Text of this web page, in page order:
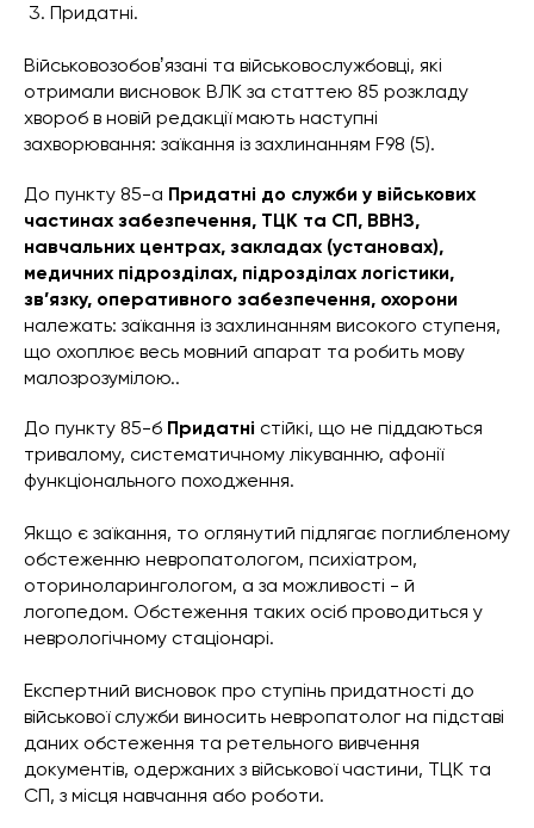
Придатні.
Військовозобовʼязані та військовослужбовці, які
отримали висновок ВЛК за статтею 85 розкладу
хвороб в новій редакції мають наступні
захворювання: заїкання із захлинанням F98 (5).
До пункту 85-а Придатні до служби у військових
частинах забезпечення, ТЦК та СП, ВВНЗ,
навчальних центрах, закладах (установах),
медичних підрозділах, підрозділах логістики,
зв’язку, оперативного забезпечення, охорони
належать: заїкання із захлинанням високого ступеня,
що охоплює весь мовний апарат та робить мову
малозрозумілою..
До пункту 85-б Придатні стійкі, що не піддаються
тривалому, систематичному лікуванню, афонії
функціонального походження.
Якщо є заїкання, то оглянутий підлягає поглибленому
обстеженню невропатологом, психіатром,
оториноларингологом, а за можливості - й
логопедом. Обстеження таких осіб проводиться у
неврологічному стаціонарі.
Експертний висновок про ступінь придатності до
військової служби виносить невропатолог на підставі
даних обстеження та ретельного вивчення
документів, одержаних з військової частини, ТЦК та
СП, з місця навчання або роботи.